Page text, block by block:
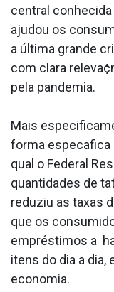
central
ajudou os
a última grande
com clara
pela pandemia.
Mais
forma especa­fica
qual o Federal
quantidades de
reduziu as taxas
que os
empréstimos a
itens do dia a dia,
economia.